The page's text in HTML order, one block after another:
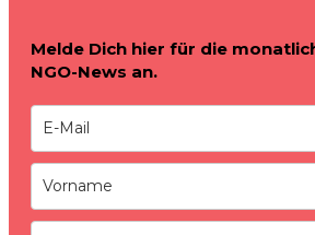
Melde Dich hier für die
NGO-News an.